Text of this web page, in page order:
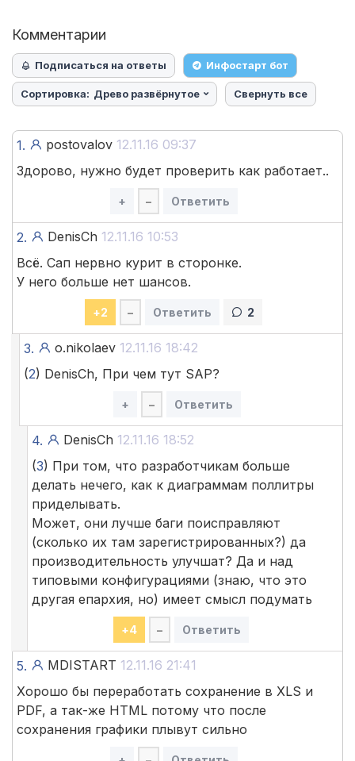
Комментарии
Подписаться на ответы Инфостарт бот
Сортировка: Древо развёрнутое Свернуть все
1. postovalov 12.11.16 09:37
Здорово, нужно будет проверить как работает..
+ – Ответить
2. DenisCh 12.11.16 10:53
Всё. Сап нервно курит в сторонке.
У него больше нет шансов.
+2 – Ответить 2
3. o.nikolaev 12.11.16 18:42
(2) DenisCh, При чем тут SAP?
+ – Ответить
4. DenisCh 12.11.16 18:52
(3) При том, что разработчикам больше
делать нечего, как к диаграммам поллитры
приделывать.
Может, они лучше баги поисправляют
(сколько их там зарегистрированных?) да
производительность улучшат? Да и над
типовыми конфигурациями (знаю, что это
другая епархия, но) имеет смысл подумать
+4 – Ответить
5. MDISTART 12.11.16 21:41
Хорошо бы переработать сохранение в XLS и
PDF, а так-же HTML потому что после
сохранения графики плывут сильно